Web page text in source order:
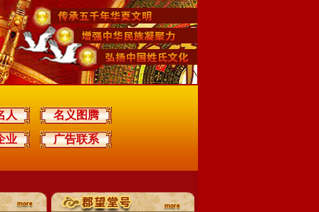
人
名义图腾
业
广告联系